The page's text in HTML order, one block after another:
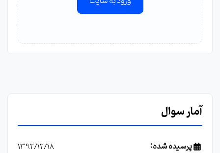
آمار سوال
پرسیده شده: 1392/12/18